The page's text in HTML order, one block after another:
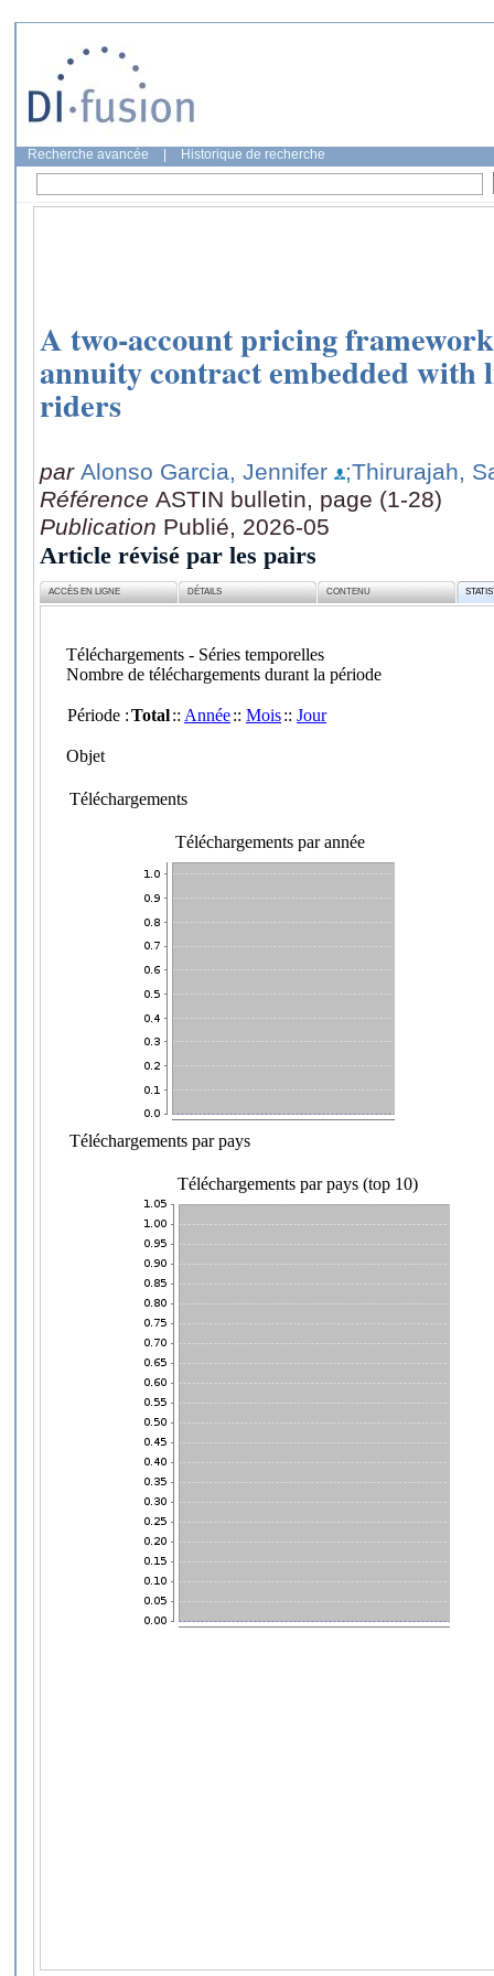
Recherche avancée Historique de recherche
A two-account pricing
annuity contract embedded with
riders
par Alonso Garcia, Jennifer
;Thirurajah,
Référence ASTIN bulletin, page (1-28)
Publication Publié, 2026-05
Article révisé par les pairs
ACCÈS EN LIGNE DÉTAILS CONTENU